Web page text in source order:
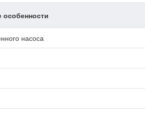
особенности
насоса